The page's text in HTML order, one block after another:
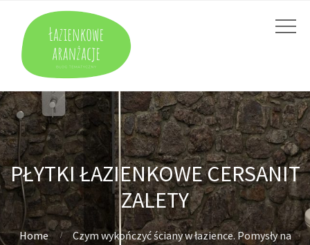
PŁYTKI ŁAZIENKOWE CERSANIT
ZALETY
Home
Czym wykończyć ściany w łazience. Pomysły na